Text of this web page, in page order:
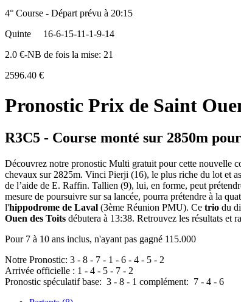
4° Course - Départ prévu à 20:15
Quinte
16-6-15-11-1-9-14
2.0 €-NB de fois la mise: 21
2596.40 €
Pronostic Prix de Saint
R3C5 - Course monté sur 2850m
Découvrez notre pronostic Multi gratuit pour cette nouvelle
chevaux sur 2825m. Vinci Pierji (16), le plus riche du lot et
de l’aide de E. Raffin. Tallien (9), lui, en forme, peut
mesure de poursuivre sur sa lancée, pourra prétendre à la
l'hippodrome de Laval (3ème Réunion PMU). Ce trio du
Ouen des Toits débutera à 13:38. Retrouvez les résultats et
Pour 7 à 10 ans inclus, n'ayant pas gagné 115.000
Notre Pronostic: 3 - 8 - 7 - 1 - 6 - 4 - 5 - 2
Arrivée officielle : 1 - 4 - 5 - 7 - 2
Pronostic spéculatif base: 3 - 8 - 1 complément: 7 - 4 - 6